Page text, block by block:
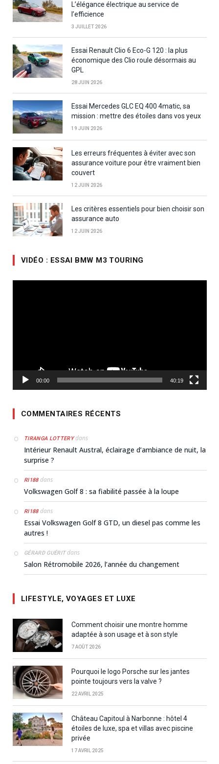
L’élégance électrique au service de
l’efficience
3 JUILLET 2026
Essai Renault Clio 6 Eco-G 120 : la plus
économique des Clio roule désormais au
GPL
28 JUIN 2026
Essai Mercedes GLC EQ 400 4matic, sa
mission : mettre des étoiles dans vos yeux
19 JUIN 2026
Les erreurs fréquentes à éviter avec son
assurance voiture pour être vraiment bien
couvert
12 JUIN 2026
Les critères essentiels pour bien choisir son
assurance auto
12 JUIN 2026
VIDÉO : ESSAI BMW M3 TOURING
00:00 40:19
COMMENTAIRES RÉCENTS
TIRANGA LOTTERYdans
Intérieur Renault Austral, éclairage d’ambiance de nuit, la
surprise ?
RI188dans
Volkswagen Golf 8 : sa fiabilité passée à la loupe
RI188dans
Essai Volkswagen Golf 8 GTD, un diesel pas comme les
autres !
GÉRARD GUÉRITdans
Salon Rétromobile 2026, l’année du changement
LIFESTYLE, VOYAGES ET LUXE
Comment choisir une montre homme
adaptée à son usage et à son style
7 AOÛT 2026
Pourquoi le logo Porsche sur les jantes
pointe toujours vers la valve ?
22 AVRIL 2025
Château Capitoul à Narbonne : hôtel 4
étoiles de luxe, spa et villas avec piscine
privée
17 AVRIL 2025